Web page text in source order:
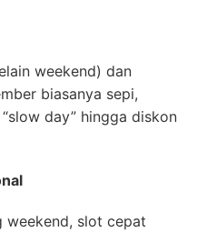
weekend) dan
biasanya sepi,
day” hingga diskon
weekend, slot cepat